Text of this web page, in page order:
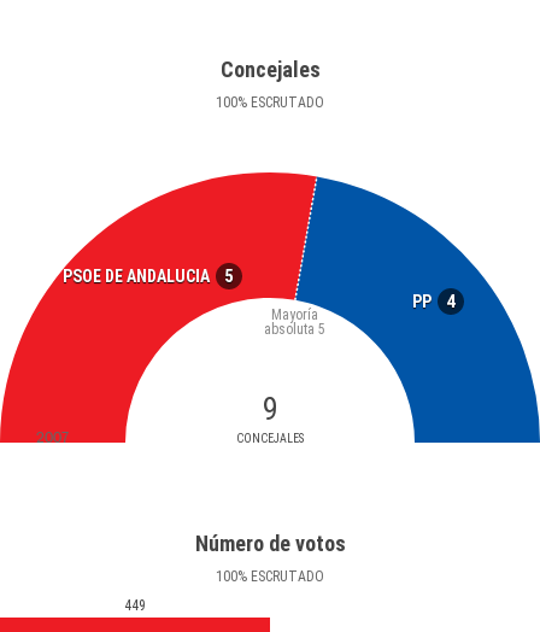
Concejales
100% ESCRUTADO
PSOE DE ANDALUCIA 5
PP 4
9
CONCEJALES
Mayoría
absoluta 5
2007
Número de votos
100% ESCRUTADO
449